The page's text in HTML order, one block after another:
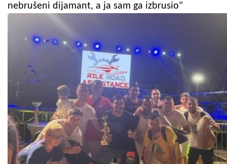
nebrušeni dijamant, a ja sam ga izbrusio"